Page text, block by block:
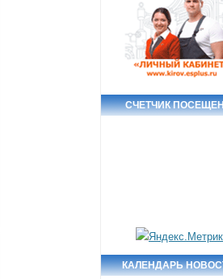
СЧЕТЧИК
КАЛЕНДАРЬ